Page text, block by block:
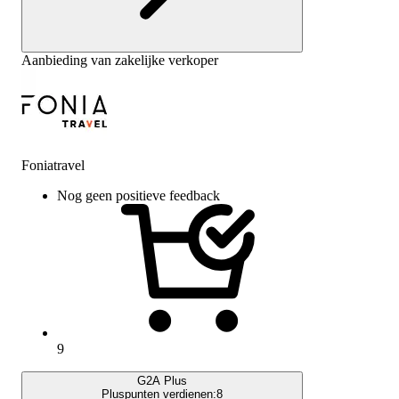
Aanbieding van zakelijke verkoper
Foniatravel
Nog geen positieve feedback
9
G2A Plus
Pluspunten verdienen:8